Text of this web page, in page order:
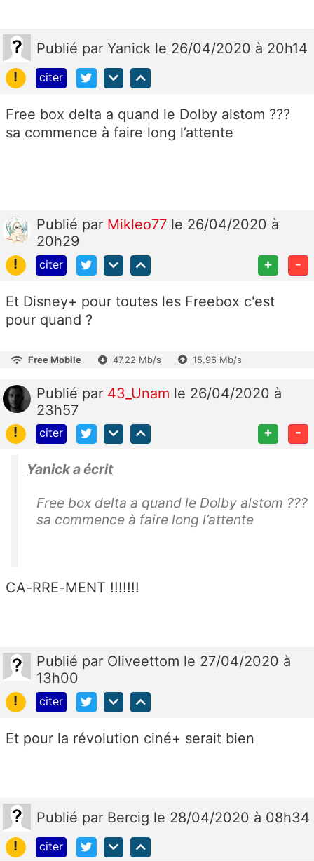
Publié par Yanick le 26/04/2020 à 20h14
!
citer
Free box delta a quand le Dolby alstom ???
sa commence à faire long l’attente
Publié par Mikleo77 le 26/04/2020 à
20h29
!
citer + -
Et Disney+ pour toutes les Freebox c'est
pour quand ?
Free Mobile 47.22 Mb/s 15.96 Mb/s
Publié par 43_Unam le 26/04/2020 à
23h57
!
citer + -
Yanick a écrit
Free box delta a quand le Dolby alstom ???
sa commence à faire long l’attente
CA-RRE-MENT !!!!!!!
Publié par Oliveettom le 27/04/2020 à
13h00
!
citer
Et pour la révolution ciné+ serait bien
Publié par Bercig le 28/04/2020 à 08h34
!
citer